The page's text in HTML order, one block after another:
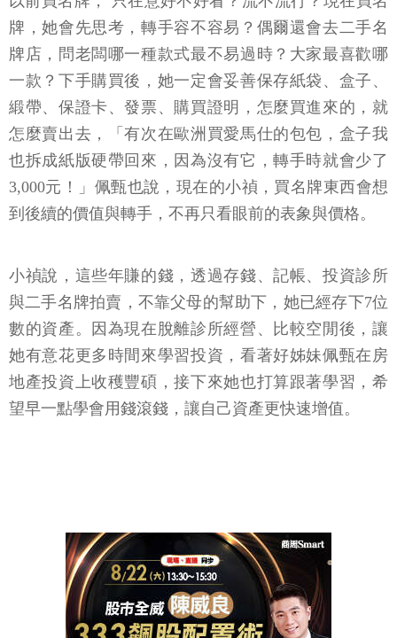
牌，她會先思考，轉手容不容易？偶爾還會去二手名
牌店，問老闆哪一種款式最不易過時？大家最喜歡哪
一款？下手購買後，她一定會妥善保存紙袋、盒子、
緞帶、保證卡、發票、購買證明，怎麼買進來的，就
怎麼賣出去，「有次在歐洲買愛馬仕的包包，盒子我
也拆成紙版硬帶回來，因為沒有它，轉手時就會少了
3,000元！」佩甄也說，現在的小禎，買名牌東西會想
到後續的價值與轉手，不再只看眼前的表象與價格。
小禎說，這些年賺的錢，透過存錢、記帳、投資診所
與二手名牌拍賣，不靠父母的幫助下，她已經存下7位
數的資產。因為現在脫離診所經營、比較空閒後，讓
她有意花更多時間來學習投資，看著好姊妹佩甄在房
地產投資上收穫豐碩，接下來她也打算跟著學習，希
望早一點學會用錢滾錢，讓自己資產更快速增值。